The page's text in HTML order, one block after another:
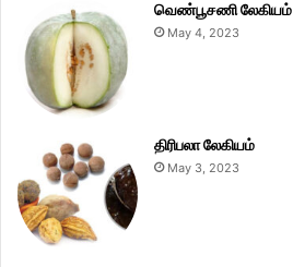
வெண்பூசணி லேகியம்
May 4, 2023
திரிபலா லேகியம்
May 3, 2023